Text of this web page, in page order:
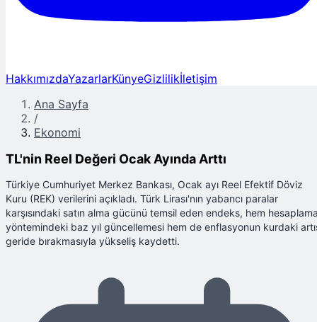
HakkımızdaYazarlarKünyeGizlilikİletişim
Ana Sayfa
/
Ekonomi
TL'nin Reel Değeri Ocak Ayında Arttı
Türkiye Cumhuriyet Merkez Bankası, Ocak ayı Reel Efektif Döviz
Kuru (REK) verilerini açıkladı. Türk Lirası'nın yabancı paralar
karşısındaki satın alma gücünü temsil eden endeks, hem
yöntemindeki baz yıl güncellemesi hem de enflasyonun kurdaki
geride bırakmasıyla yükseliş kaydetti.